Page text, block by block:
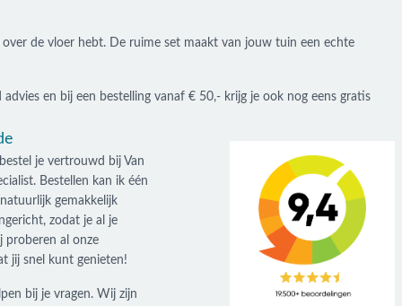
de vloer hebt. De ruime set maakt van jouw tuin een echte
en bij een bestelling vanaf € 50,- krijg je ook nog eens gratis
je vertrouwd bij Van
Bestellen kan ik één
gemakkelijk
zodat je al je
proberen al onze
jij snel kunt genieten!
bij je vragen. Wij zijn